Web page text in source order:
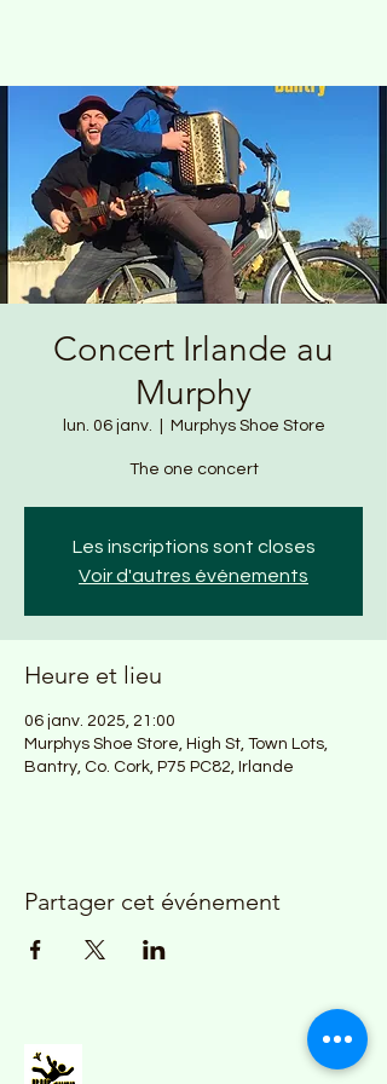
Concert Irlande au
Murphy
lun. 06 janv. Murphys Shoe Store
The one concert
Les inscriptions sont closes
Voir d'autres événements
Heure et lieu
06 janv. 2025, 21:00
Murphys Shoe Store, High St, Town Lots,
Bantry, Co. Cork, P75 PC82, Irlande
Partager cet événement